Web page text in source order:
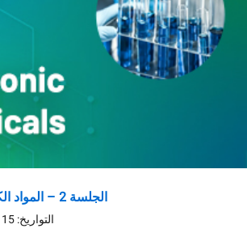
الجلسة 2 – المواد الكيميائية الإلكترونية
التواريخ: 15 سبتمبر 13:30-16:30